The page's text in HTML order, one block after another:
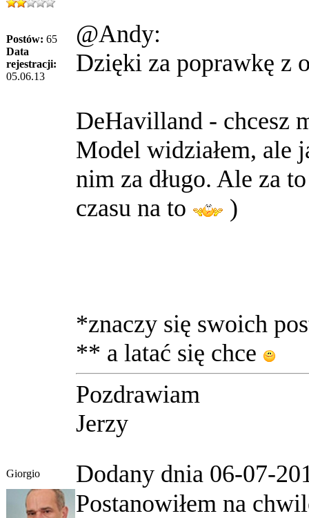
Postów: 65
Data
rejestracji:
05.06.13
@Andy:
Dzięki za poprawkę z
DeHavilland - chcesz
Model widziałem, ale
nim za długo. Ale za
czasu na to
)
*znaczy się swoich
** a latać się chce
Pozdrawiam
Jerzy
Giorgio Dodany dnia 06-07-
Postanowiłem na